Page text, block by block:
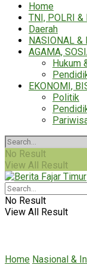
Home
TNI, POLRI &
Daerah
NASIONAL &
AGAMA,
Hukum
EKONOMI,
Politik
No Result
View All Result
No Result
View All Result
Home Nasional &